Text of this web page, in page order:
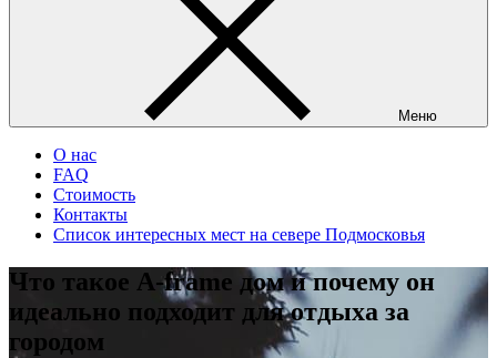
Меню
О нас
FAQ
Стоимость
Контакты
Список интересных мест на севере Подмосковья
Что такое A‑frame дом и почему он
идеально подходит для отдыха за
городом